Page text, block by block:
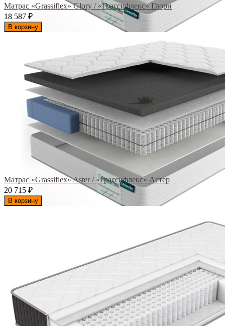
Матрас «Grassiflex» Glory / «Грассифлекс» Глори
18 587 ₽
В корзину
Матрас «Grassiflex» Aster / «Грассифлекс» Астер
20 715 ₽
В корзину